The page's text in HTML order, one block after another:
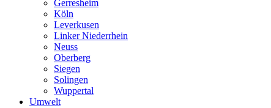
Gerresheim
Köln
Leverkusen
Linker Niederrhein
Neuss
Oberberg
Siegen
Solingen
Wuppertal
Umwelt